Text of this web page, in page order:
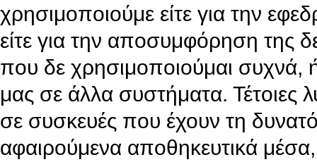
χρησιμοποιούμε είτε για την
είτε για την αποσυμφόρηση της
που δε χρησιμοποιούμαι συχνά,
μας σε άλλα συστήματα. Τέτοιες
σε συσκευές που έχουν τη
αφαιρούμενα αποθηκευτικά